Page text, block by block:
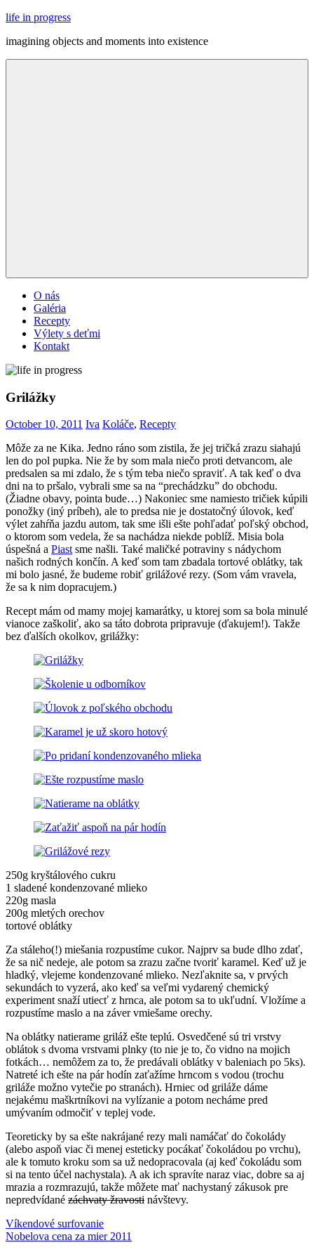
Skip
content
life in progress
imagining objects and moments into existence
O nás
Galéria
Recepty
Výlety s deťmi
Kontakt
Grilážky
October 10, 2011 Iva Koláče, Recepty
Môže za ne Kika. Jedno ráno som zistila, že jej tričká zrazu siahajú
len do pol pupka. Nie že by som mala niečo proti detvancom, ale
predsalen sa mi zdalo, že s tým teba niečo spraviť. A tak keď o dva
dni na to pršalo, vybrali sme sa na “prechádzku” do obchodu.
(Žiadne obavy, pointa bude…) Nakoniec sme namiesto tričiek kúpili
ponožky (iný príbeh), ale to predsa nie je dostatočný úlovok, keď
výlet zahŕňa jazdu autom, tak sme išli ešte pohľadať poľský obchod,
o ktorom som vedela, že sa nachádza niekde poblíž. Misia bola
úspešná a Piastsme našli. Také maličké potraviny s nádychom
našich rodných končín. A keď som tam zbadala tortové oblátky, tak
mi bolo jasné, že budeme robiť grilážové rezy. (Som vám vravela,
že sa k nim dopracujem.)
Recept mám od mamy mojej kamarátky, u ktorej som sa bola minulé
vianoce zaškoliť, ako sa táto dobrota pripravuje (ďakujem!). Takže
bez ďalších okolkov, grilážky:
250g kryštálového cukru
1 sladené kondenzované mlieko
220g masla
200g mletých orechov
tortové oblátky
Za stáleho(!) miešania rozpustíme cukor. Najprv sa bude dlho zdať,
že sa nič nedeje, ale potom sa zrazu začne tvoriť karamel. Keď už je
hladký, vlejeme kondenzované mlieko. Nezľaknite sa, v prvých
sekundách to vyzerá, ako keď sa veľmi vydarený chemický
experiment snaží utiecť z hrnca, ale potom sa to ukľudní. Vložíme a
rozpustíme maslo a na záver vmiešame orechy.
Na oblátky natierame griláž ešte teplú. Osvedčené sú tri vrstvy
oblátok s dvoma vrstvami plnky (to nie je to, čo vidno na mojich
fotkách… nemôžem za to, že predávali oblátky v baleniach po 5ks).
Natreté ich ešte na pár hodín zaťažíme hrncom s vodou (trochu
griláže možno vytečie po stranách). Hrniec od griláže dáme
nejakému maškrtníkovi na vylízanie a potom necháme pred
umývaním odmočiť v teplej vode.
Teoreticky by sa ešte nakrájané rezy mali namáčať do čokolády
(alebo aspoň viac či menej esteticky pocákať čokoládou po vrchu),
ale k tomuto kroku som sa už nedopracovala (aj keď čokoládu som
si na tento účel nachystala). A ak ich spravíte naraz viac, dobre sa aj
mrazia a rozmrazujú, takže môžete mať nachystaný zákusok pre
nepredvídané záchvaty žravosti návštevy.
grilážkykoláčeorechyrecepty
Post
navigation
Previous
Post:
Víkendové surfovanie
Next
Nobelova cena za mier 2011